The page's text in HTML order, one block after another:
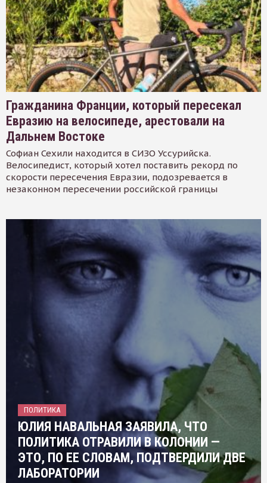
Гражданина Франции, который пересекал
Евразию на велосипеде, арестовали на
Дальнем Востоке
Софиан Сехили находится в СИЗО Уссурийска.
Велосипедист, который хотел поставить рекорд по
скорости пересечения Евразии, подозревается в
незаконном пересечении российской границы
ПОЛИТИКА
ЮЛИЯ НАВАЛЬНАЯ ЗАЯВИЛА, ЧТО
ПОЛИТИКА ОТРАВИЛИ В КОЛОНИИ —
ЭТО, ПО ЕЕ СЛОВАМ, ПОДТВЕРДИЛИ ДВЕ
ЛАБОРАТОРИИ